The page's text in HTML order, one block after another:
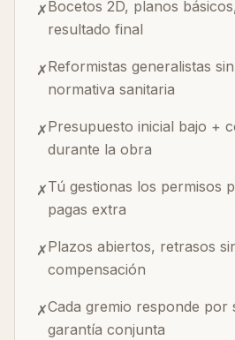
✗Bocetos 2D, planos
resultado final
✗Reformistas generalistas
normativa sanitaria
✗Presupuesto inicial bajo +
durante la obra
✗Tú gestionas los permisos
pagas extra
✗Plazos abiertos, retrasos
compensación
✗Cada gremio responde
garantía conjunta